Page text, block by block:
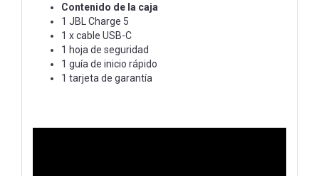
Contenido de la caja
1 JBL Charge 5
1 x cable USB-C
1 hoja de seguridad
1 guía de inicio rápido
1 tarjeta de garantía